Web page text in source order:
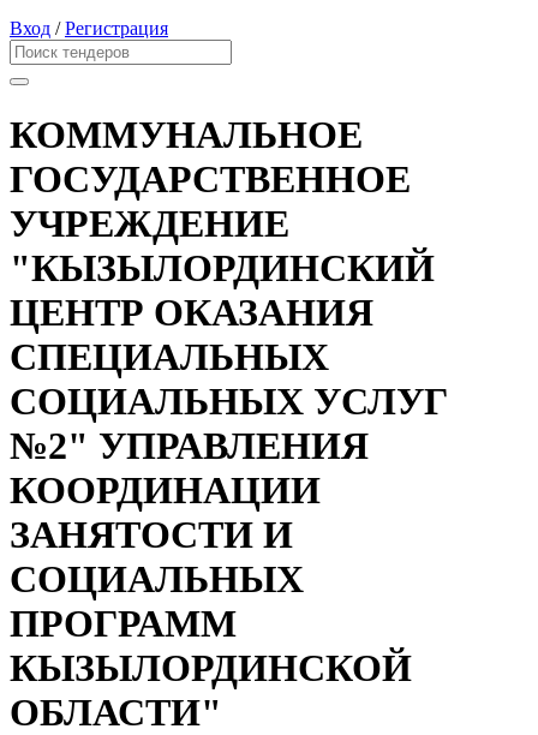
Вход /Регистрация
КОММУНАЛЬНОЕ
ГОСУДАРСТВЕННОЕ
УЧРЕЖДЕНИЕ
"КЫЗЫЛОРДИНСКИЙ
ЦЕНТР ОКАЗАНИЯ
СПЕЦИАЛЬНЫХ
СОЦИАЛЬНЫХ УСЛУГ
№2" УПРАВЛЕНИЯ
КООРДИНАЦИИ
ЗАНЯТОСТИ И
СОЦИАЛЬНЫХ
ПРОГРАММ
КЫЗЫЛОРДИНСКОЙ
ОБЛАСТИ"